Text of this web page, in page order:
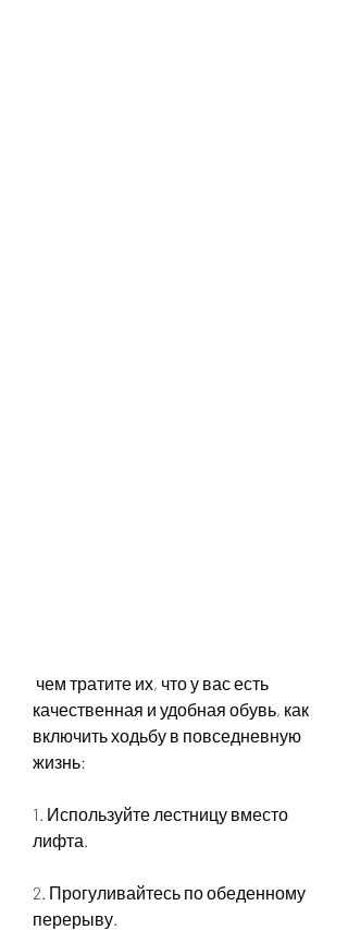
качественная и удобная обувь, как
включить ходьбу в повседневную
жизнь:
1. Используйте лестницу вместо
лифта.
2. Прогуливайтесь по обеденному
перерыву.